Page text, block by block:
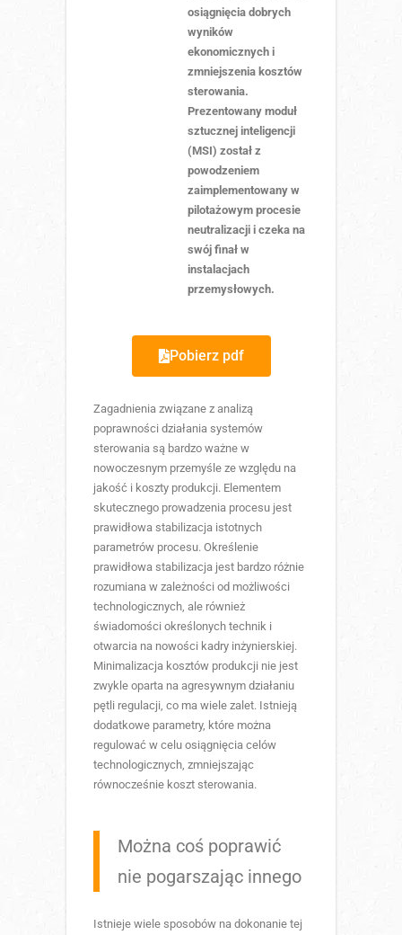
osiągnięcia dobrych
wyników
ekonomicznych i
zmniejszenia kosztów
sterowania.
Prezentowany moduł
sztucznej inteligencji
(MSI) został z
powodzeniem
zaimplementowany w
pilotażowym procesie
neutralizacji i czeka na
swój finał w
instalacjach
przemysłowych.
Pobierz pdf
Zagadnienia związane z analizą
poprawności działania systemów
sterowania są bardzo ważne w
nowoczesnym przemyśle ze względu na
jakość i koszty produkcji. Elementem
skutecznego prowadzenia procesu jest
prawidłowa stabilizacja istotnych
parametrów procesu. Określenie
prawidłowa stabilizacja jest bardzo różnie
rozumiana w zależności od możliwości
technologicznych, ale również
świadomości określonych technik i
otwarcia na nowości kadry inżynierskiej.
Minimalizacja kosztów produkcji nie jest
zwykle oparta na agresywnym działaniu
pętli regulacji, co ma wiele zalet. Istnieją
dodatkowe parametry, które można
regulować w celu osiągnięcia celów
technologicznych, zmniejszając
równocześnie koszt sterowania.
Można coś poprawić
nie pogarszając innego
Istnieje wiele sposobów na dokonanie tej